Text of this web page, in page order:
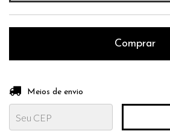
Entregas para o CEP:
Meios de envio